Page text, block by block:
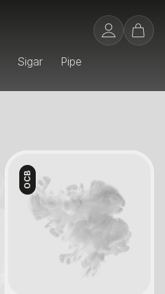
Sigar Pipe
OCB
Kontakt oss